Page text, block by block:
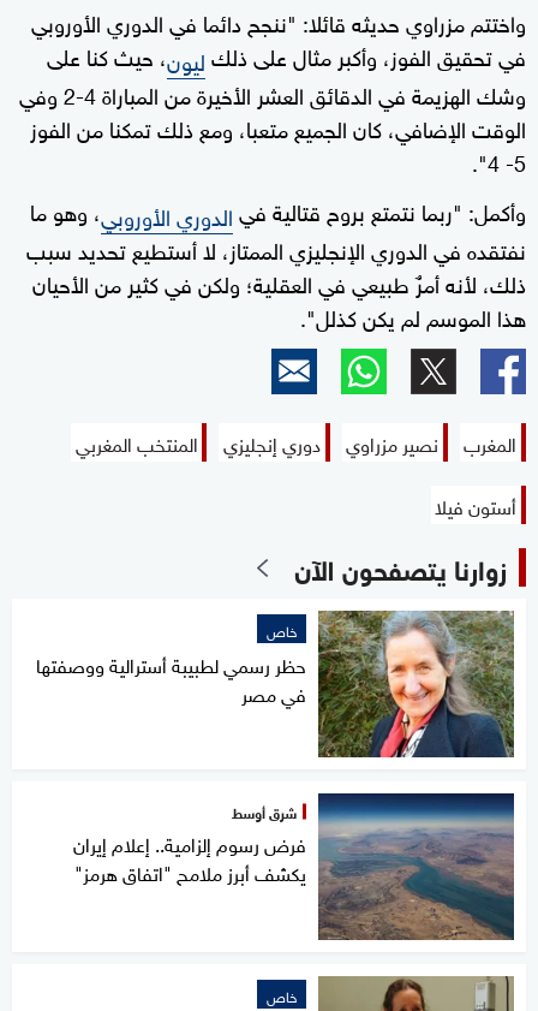
واختتم مزراوي حديثه قائلا: "ننجح دائما في الدوري الأوروبي
في تحقيق الفوز، وأكبر مثال على ذلكليون، حيث كنا على
وشك الهزيمة في الدقائق العشر الأخيرة من المباراة 4-2 وفي
الوقت الإضافي، كان الجميع متعبا، ومع ذلك تمكنا من الفوز
5- 4".
وأكمل: "ربما نتمتع بروح قتالية فيالدوري الأوروبي، وهو ما
نفتقده في الدوري الإنجليزي الممتاز، لا أستطيع تحديد سبب
ذلك، لأنه أمرٌ طبيعي في العقلية؛ ولكن في كثير من الأحيان
هذا الموسم لم يكن كذلل".
المغرب نصير مزراوي دوري إنجليزي
المنتخب المغربي
أستون فيلا
زوارنا يتصفحون الآن
خاص
حظر رسمي لطبيبة أسترالية ووصفتها
في مصر
شرق أوسط
فرض رسوم إلزامية.. إعلام إيران
يكشف أبرز ملامح "اتفاق هرمز"
خاص